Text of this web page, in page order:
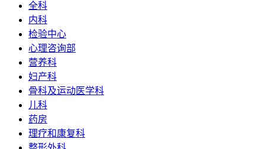
全科
内科
检验中心
心理咨询部
营养科
妇产科
骨科及运动医学科
儿科
药房
理疗和康复科